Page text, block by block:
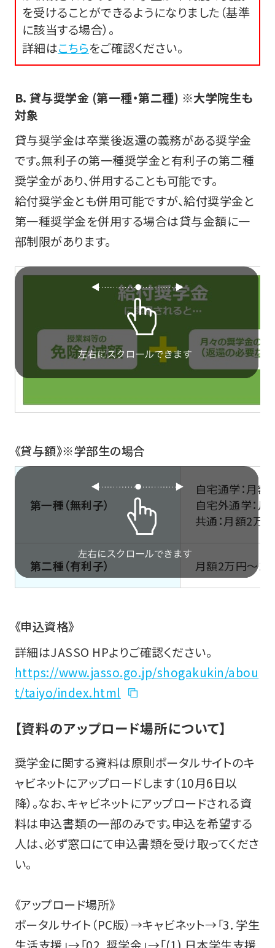
を受けることができるようになりました（基準
に該当する場合）。
詳細はこちらをご確認ください。
B．貸与奨学金 (第一種・第二種) ※大学院生も
対象
貸与奨学金は卒業後返還の義務がある奨学金
です。無利子の第一種奨学金と有利子の第二種
奨学金があり、併用することも可能です。
給付奨学金とも併用可能ですが、給付奨学金と
第一種奨学金を併用する場合は貸与金額に一
部制限があります。
《貸与額》※学部生の場合
第一種（無利子）
自宅通学：月
自宅外通学：
共通：月額2万
第二種（有利子） 月額2万円～
《申込資格》
詳細はJASSO HPよりご確認ください。
https://www.jasso.go.jp/shogakukin/abou
t/taiyo/index.html
【資料のアップロード場所について】
奨学金に関する資料は原則ポータルサイトのキ
ャビネットにアップロードします（10月6日以
降）。なお、キャビネットにアップロードされる資
料は申込書類の一部のみです。申込を希望する
人は、必ず窓口にて申込書類を受け取ってくださ
い。
《アップロード場所》
ポータルサイト（PC版）→キャビネット→「3．学生